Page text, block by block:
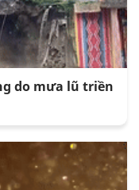
do mưa lũ triền